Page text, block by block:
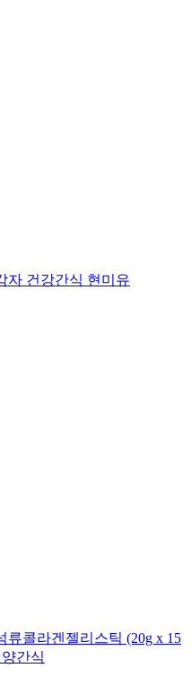
자 건강간식 현미유
콜라겐젤리스틱 (20g x 15
간식